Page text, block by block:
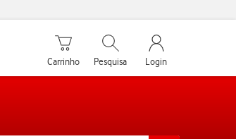
Carrinho de compras
Carrinho
Pesquisar
Pesquisa
My Vodafone
Login